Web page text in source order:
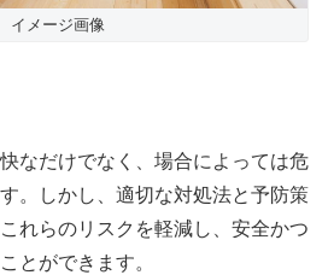
イメージ画像
なだけでなく、場合によっては危
。しかし、適切な対処法と予防策
れらのリスクを軽減し、安全かつ
とができます。